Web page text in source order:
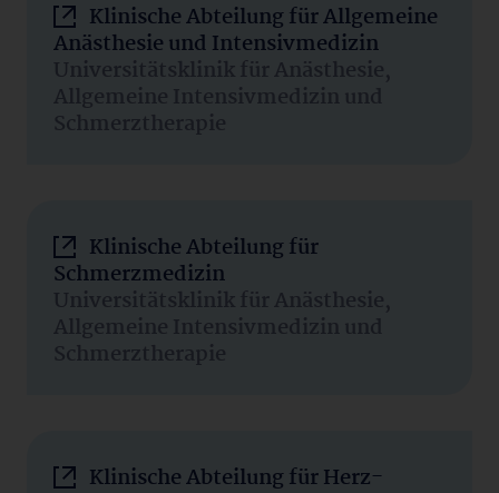
Klinische Abteilung für Allgemeine
Anästhesie und Intensivmedizin
Universitätsklinik für Anästhesie,
Allgemeine Intensivmedizin und
Schmerztherapie
Klinische Abteilung für
Schmerzmedizin
Universitätsklinik für Anästhesie,
Allgemeine Intensivmedizin und
Schmerztherapie
Klinische Abteilung für Herz-